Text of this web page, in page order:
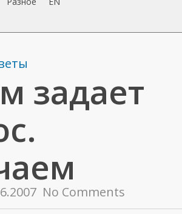
задает
No Comments